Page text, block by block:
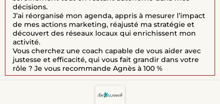
décisions.
J’ai réorganisé mon agenda, appris à mesurer l’impact
de mes actions marketing, réajusté ma stratégie et
découvert des réseaux locaux qui enrichissent mon
activité.
Vous cherchez une coach capable de vous aider avec
justesse et efficacité, qui vous fait grandir dans votre
rôle ? Je vous recommande Agnès à 100 %